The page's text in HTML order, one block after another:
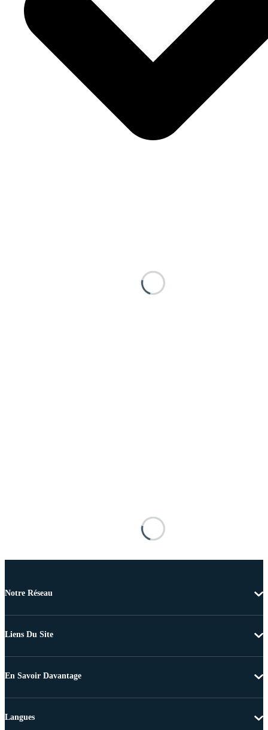
Notre Réseau
Liens Du Site
En Savoir Davantage
Langues